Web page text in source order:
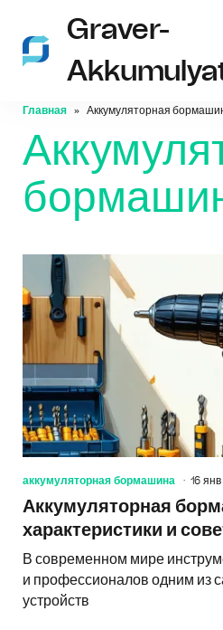
Graver-
Главная Аккумуляторная
аккумуляторная бормашина 16
Аккумуляторная
характеристики и
В современном мире
и профессионалов одним из
устройств